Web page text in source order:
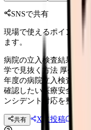
SNSで共有
現場で使えるポイント
ます。
病院の立入検査結果か
学で見抜く方法 厚生労
年度の病院立入検査結
確認したい医療安全、
ンシデント対応を整理し
共有 Xに投稿